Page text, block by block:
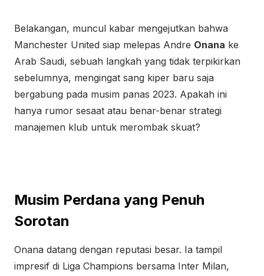
Belakangan, muncul kabar mengejutkan bahwa
Manchester United siap melepas Andre Onana ke
Arab Saudi, sebuah langkah yang tidak terpikirkan
sebelumnya, mengingat sang kiper baru saja
bergabung pada musim panas 2023. Apakah ini
hanya rumor sesaat atau benar-benar strategi
manajemen klub untuk merombak skuat?
Musim Perdana yang Penuh
Sorotan
Onana datang dengan reputasi besar. Ia tampil
impresif di Liga Champions bersama Inter Milan,